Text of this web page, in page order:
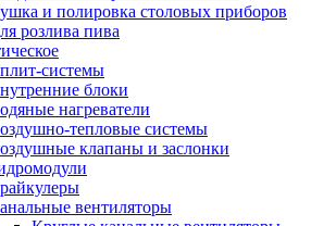
и полировка столовых приборов
розлива пива
системы
блоки
нагреватели
тепловые системы
клапаны и заслонки
вентиляторы